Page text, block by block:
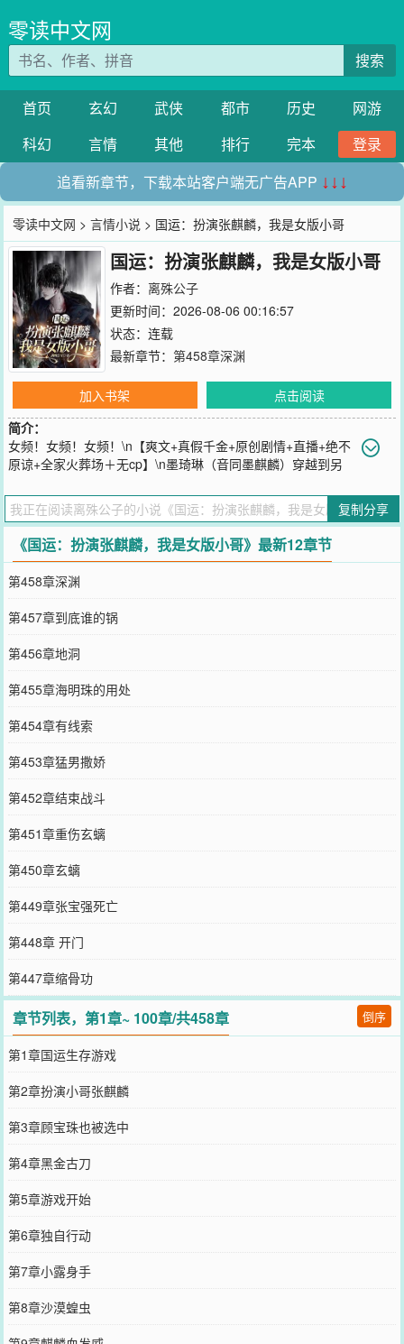
零读中文网
搜索
首页 玄幻 武侠 都市 历史
网游
科幻
言情 其他 排行 完本
登录
追看新章节，下载本站客户端无广告APP ↓↓↓
零读中文网 >言情小说 > 国运：扮演张麒麟，我是女版小哥
国运：扮演张麒麟，我是女版小哥
作者： 离殊公子
更新时间：2026-08-06 00:16:57
状态：连载
最新章节： 第458章深渊
加入书架
点击阅读
简介：
女频！女频！女频！\n【爽文+真假千金+原创剧情+直播+绝不
原谅+全家火葬场＋无cp】\n墨琦琳（音同墨麒麟）穿越到另
金，爸爸不疼，妈妈不爱，哥哥弟弟更是极尽嘲讽苛待，只把假千金
宠上了天！\n假千金还是朵黑心莲，会演戏，会算计，不但让另一个
世界的自己成为全家黑，甚至还成为全豪门黑，全国黑！\n最后，另
一个世界的自己在新郎抱着假千金，从婚礼现场离开后，绝望的跳楼
而死。\n墨琦琳穿越过来，发誓一定要为另一个世界的自己报仇。\n
只是正当她思索如何报仇的时候，国运降临，她和假千金，以及视她
为耻辱的父母、哥哥弟弟们都被国运选中。\n国运世界危险重重，一
不留神就会丢了性命，幸运的是，墨琦琳觉醒了金手指扮演系统，扮
演神级人物小哥张麒麟。\n从此，她过沙漠，下冰川，斩异兽，破机
关，无所不会，无所不能，假千金等人后悔莫迭，纷纷哭着跪求她救
救他们，否则他们无法在国运世界存活。\n墨琦琳微微一笑，一脚踢
开他们，滚，她就不救，怎么着？
您要是觉得《 国运：扮演张麒麟，我是女版小哥
忘记向您QQ群和微博微信里的朋友推荐哦！
复制分享
《国运：扮演张麒麟，我是女版小哥》最新12章节
第458章深渊
第457章到底谁的锅
第456章地洞
第455章海明珠的用处
第454章有线索
第453章猛男撒娇
第452章结束战斗
第451章重伤玄螭
第450章玄螭
第449章张宝强死亡
第448章 开门
第447章缩骨功
章节列表，第1章~ 100章/共458章 倒序
第1章国运生存游戏
第2章扮演小哥张麒麟
第3章顾宝珠也被选中
第4章黑金古刀
第5章游戏开始
第6章独自行动
第7章小露身手
第8章沙漠蝗虫